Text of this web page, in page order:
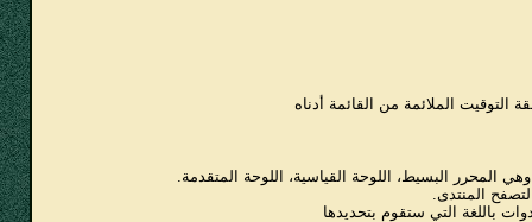
الملائمة من القائمة أدناه
البسيط، اللوحة القياسية، اللوحة المتقدمة.
المنتدى.
باللغة التي ستقوم بتحديدها